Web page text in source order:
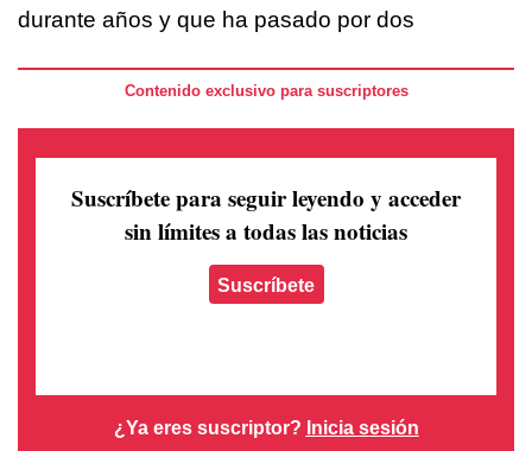
durante años y que ha pasado por dos
Contenido exclusivo para suscriptores
Suscríbete para seguir leyendo y acceder
sin límites a todas las noticias
Suscríbete
¿Ya eres suscriptor? Inicia sesión